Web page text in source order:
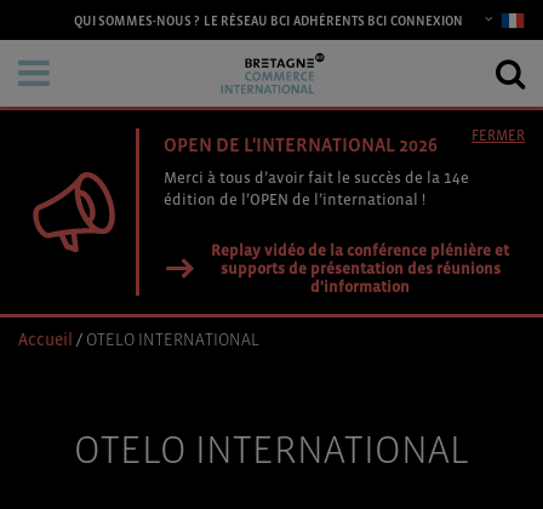
QUI SOMMES-NOUS ? LE RÉSEAU BCI ADHÉRENTS BCI CONNEXION
OPEN DE L'INTERNATIONAL 2026
Merci à tous d’avoir fait le succès de la 14e
édition de l’OPEN de l’international !
Replay vidéo de la conférence plénière et
supports de présentation des réunions
d'information
FERMER
Accueil / OTELO INTERNATIONAL
OTELO INTERNATIONAL